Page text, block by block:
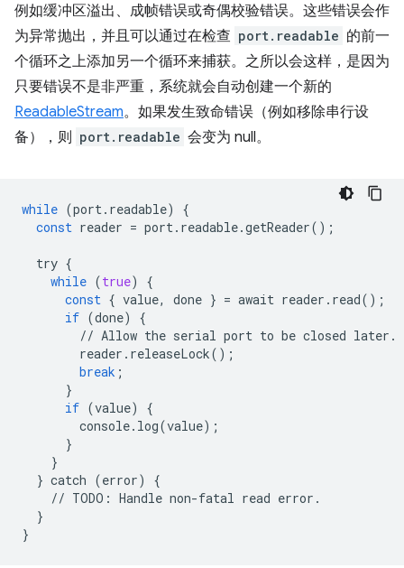
例如缓冲区溢出、成帧错误或奇偶校验错误。这些错误会作
为异常抛出，并且可以通过在检查 port.readable 的前一
个循环之上添加另一个循环来捕获。之所以会这样，是因为
只要错误不是非严重，系统就会自动创建一个新的
ReadableStream。如果发生致命错误（例如移除串行设
备），则 port.readable 会变为 null。
while (port. readable)
{
const reader = port. readable.getReader();
try {
while (true)
{
const { value, done } = await reader . read();
if (done)
{
// Allow the serial port to be closed later .
reader . releaseLock();
break ;
}
if (value)
{
console. log(value);
}
}
} catch (error)
{
// TODO : Handle non-fatal read error .
}
}